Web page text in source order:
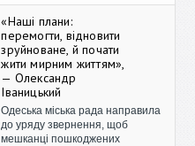
«Наші плани:
перемогти, відновити
зруйноване, й почати
жити мирним життям»,
— Олександр
Іваницький
Одеська міська рада направила
до уряду звернення, щоб
мешканці пошкоджених